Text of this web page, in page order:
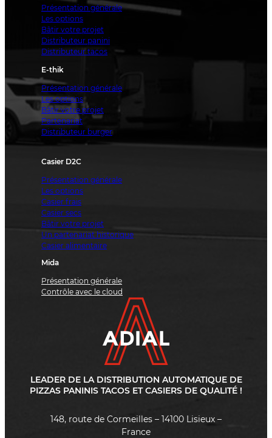
Présentation générale
Les options
Bâtir votre projet
Distributeur panini
Distributeur tacos
E-thik
Présentation générale
Les options
Bâtir votre projet
Partenariat
Distributeur burger
Casier D2C
Présentation générale
Les options
Casier frais
Casier secs
Bâtir votre projet
Un partenariat historique
Casier alimentaire
Mida
Présentation générale
Contrôle avec le cloud
LEADER DE LA DISTRIBUTION AUTOMATIQUE DE
PIZZAS PANINIS TACOS ET CASIERS DE QUALITÉ !
148, route de Cormeilles – 14100 Lisieux –
France